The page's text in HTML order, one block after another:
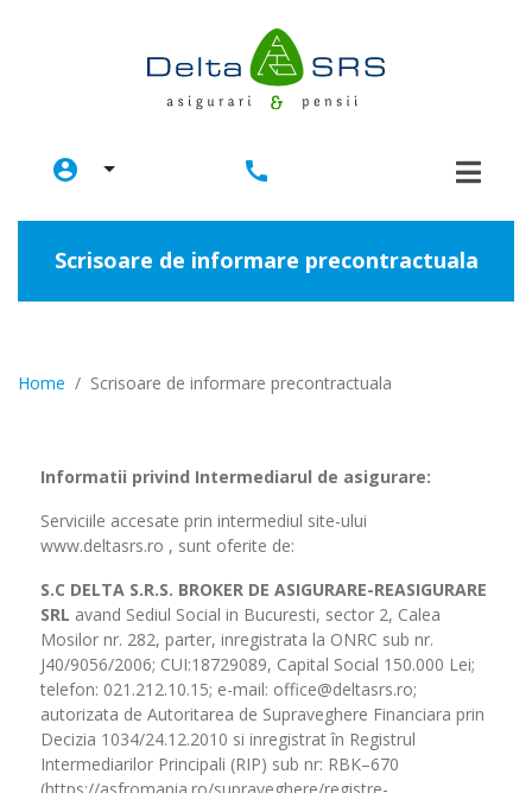
call
account_circle
Scrisoare de informare precontractuala
Home Scrisoare de informare precontractuala
Informatii privind Intermediarul de asigurare:
Serviciile accesate prin intermediul site-ului
www.deltasrs.ro , sunt oferite de:
S.C DELTA S.R.S. BROKER DE ASIGURARE-REASIGURARE
SRL avand Sediul Social in Bucuresti, sector 2, Calea
Mosilor nr. 282, parter, inregistrata la ONRC sub nr.
J40/9056/2006; CUI:18729089, Capital Social 150.000 Lei;
telefon: 021.212.10.15; e-mail: office@deltasrs.ro;
autorizata de Autoritarea de Supraveghere Financiara prin
Decizia 1034/24.12.2010 si inregistrat în Registrul
Intermediarilor Principali (RIP) sub nr: RBK–670